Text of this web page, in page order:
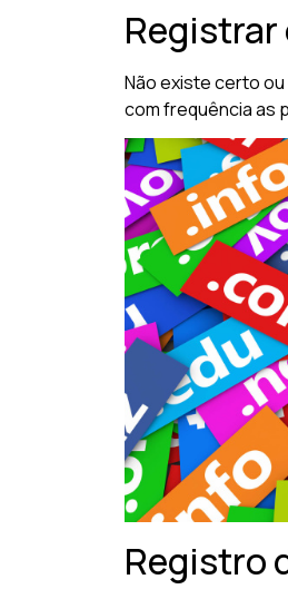
Não existe certo
com frequência as
Registro